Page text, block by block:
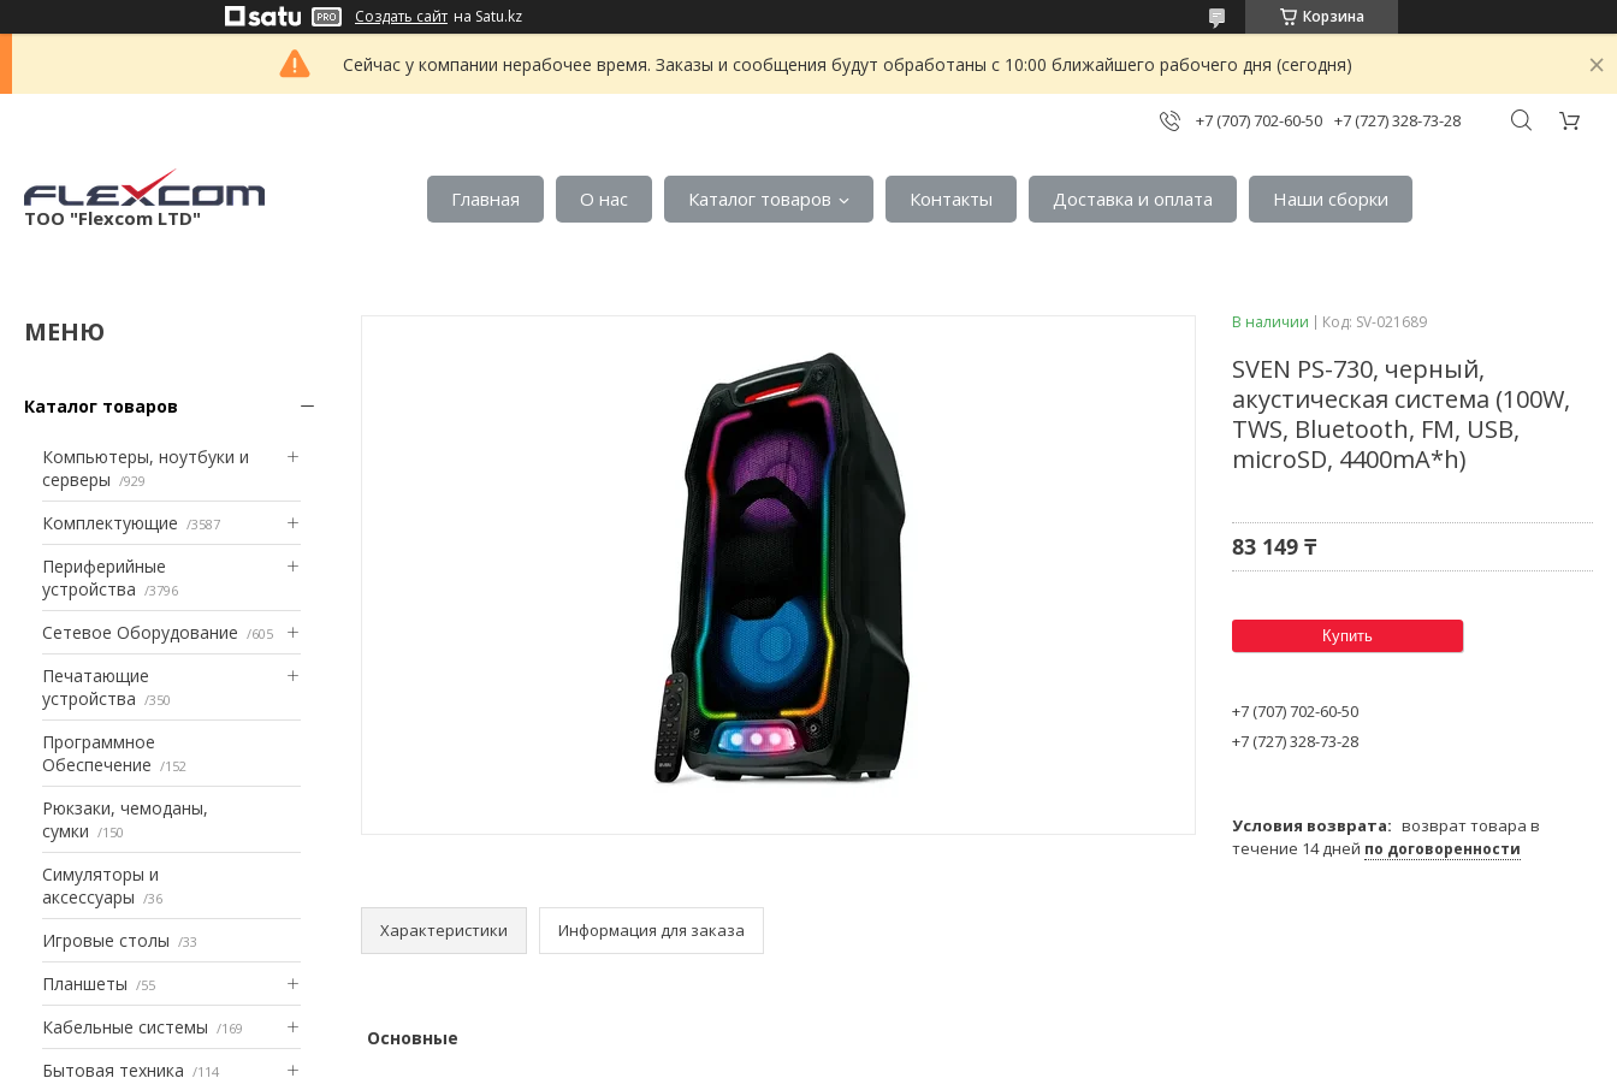
Создать сайт на Satu.kz Корзина
Сейчас у компании нерабочее время. Заказы и сообщения будут обработаны с 10:00 ближайшего рабочего дня (сегодня)
+7 (707) 702-60-50 +7 (727) 328-73-28
ТОО "Flexcom LTD"
Главная О нас Каталог товаров Контакты Доставка и оплата Наши сборки
Каталог товаров
Компьютеры, ноутбуки и
серверы
929
Комплектующие 3587
Периферийные
устройства
3796
Сетевое Оборудование 605
Печатающие
устройства
350
Программное
Обеспечение
152
Рюкзаки, чемоданы,
сумки
150
Симуляторы и
аксессуары
36
Игровые столы 33
Планшеты 55
Кабельные системы 169
Бытовая техника 114
Характеристики Информация для заказа
Основные
В наличии Код: SV-021689
SVEN PS-730, черный,
акустическая система (100W,
TWS, Bluetooth, FM, USB,
microSD, 4400mA*h)
83 149 ₸
Купить
+7 (707) 702-60-50
+7 (727) 328-73-28
возврат товара в
течение 14 дней по договоренности